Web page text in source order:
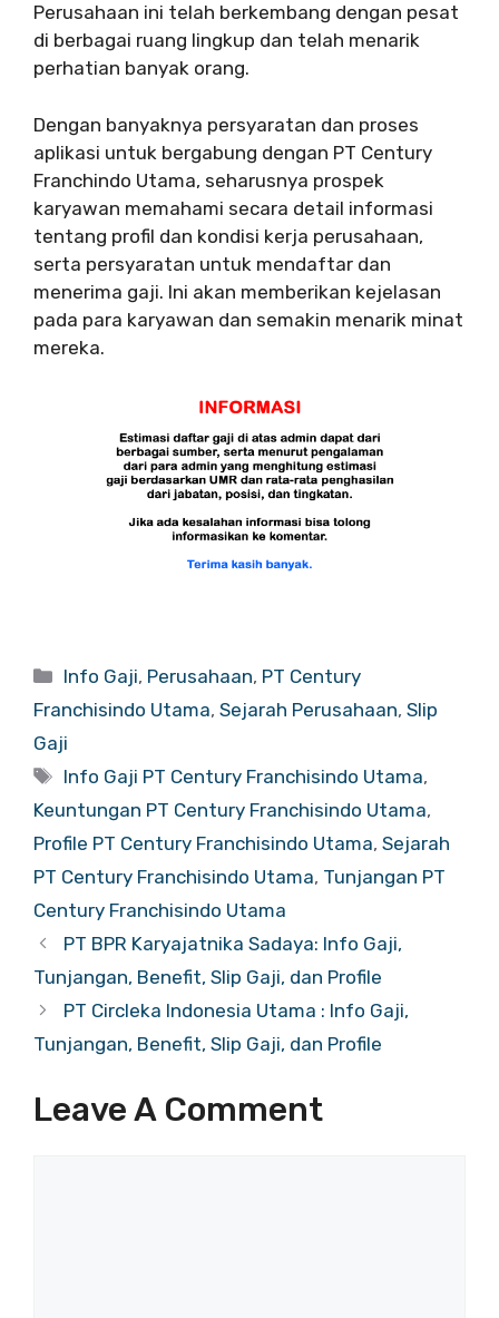
Perusahaan ini telah berkembang dengan pesat
di berbagai ruang lingkup dan telah menarik
perhatian banyak orang.
Dengan banyaknya persyaratan dan proses
aplikasi untuk bergabung dengan PT Century
Franchindo Utama, seharusnya prospek
karyawan memahami secara detail informasi
tentang profil dan kondisi kerja perusahaan,
serta persyaratan untuk mendaftar dan
menerima gaji. Ini akan memberikan kejelasan
pada para karyawan dan semakin menarik minat
mereka.
Categories
Info Gaji, Perusahaan, PT Century
Franchisindo Utama, Sejarah Perusahaan, Slip
Gaji
Tags
Info Gaji PT Century Franchisindo Utama,
Keuntungan PT Century Franchisindo Utama,
Profile PT Century Franchisindo Utama, Sejarah
PT Century Franchisindo Utama, Tunjangan PT
Century Franchisindo Utama
PT BPR Karyajatnika Sadaya: Info Gaji,
Tunjangan, Benefit, Slip Gaji, dan Profile
PT Circleka Indonesia Utama : Info Gaji,
Tunjangan, Benefit, Slip Gaji, dan Profile
Leave A Comment